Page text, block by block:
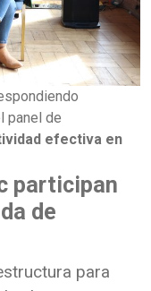
panel de
efectiva en
participan
de
para